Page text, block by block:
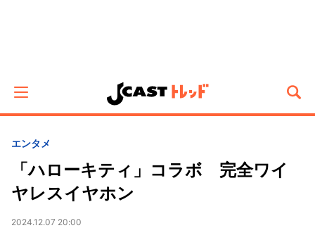
エンタメ
「ハローキティ」コラボ 完全ワイ
ヤレスイヤホン
2024.12.07 20:00